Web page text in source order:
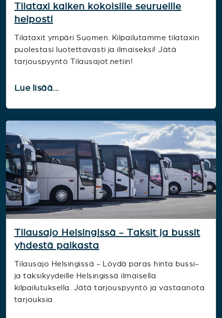
Tilataxi kaiken kokoisille seurueille
helposti
Tilataxit ympäri Suomen. Kilpailutamme tilataxin
puolestasi luotettavasti ja ilmaiseksi! Jätä
tarjouspyyntö Tilausajot.netiin!
Lue lisää...
Tilausajo Helsingissä - Taksit ja bussit
yhdestä paikasta
Tilausajo Helsingissä - Löydä paras hinta bussi-
ja taksikyydeille Helsingissä ilmaisella
kilpailutuksella. Jätä tarjouspyyntö ja vastaanota
tarjouksia.